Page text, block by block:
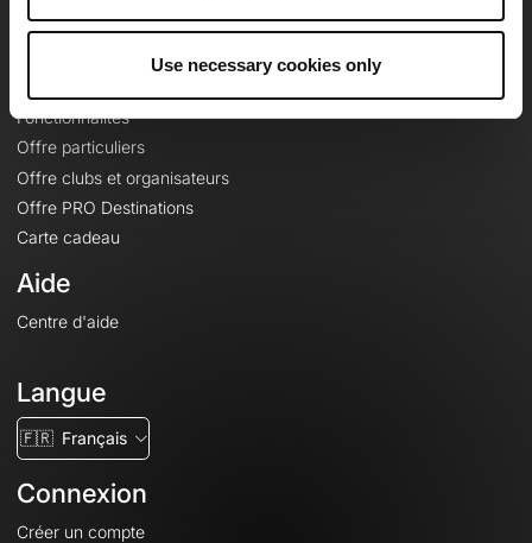
Use necessary cookies only
Fonctionnalités
Offre particuliers
Offre clubs et organisateurs
Offre PRO Destinations
Carte cadeau
Aide
Centre d'aide
Langue
🇫🇷 Français
Connexion
Créer un compte